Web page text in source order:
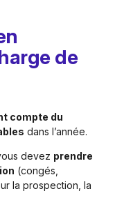
de
compte du
dans l’année.
devez prendre
(congés,
la prospection, la